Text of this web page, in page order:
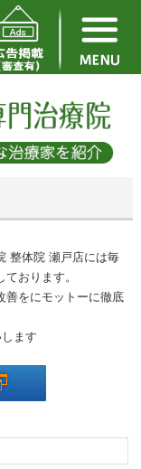
整体院 瀬戸店には毎
おります。
善をにモットーに徹底
ます